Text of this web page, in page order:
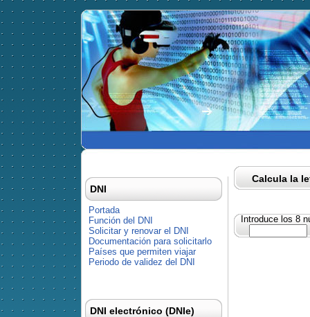
Calcula la
Introduce los 8
DNI
Portada
Función del DNI
Solicitar y renovar el DNI
Documentación para solicitarlo
Países que permiten viajar
Periodo de validez del DNI
DNI electrónico (DNIe)